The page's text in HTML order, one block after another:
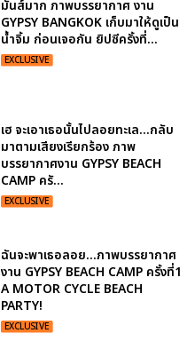
มันส์มาก ภาพบรรยากาศ งาน
GYPSY BANGKOK เก็บมาให้ดูเป็น
น้ำจิ้ม ก่อนเจอกัน ยิปซีครั้งที่...
EXCLUSIVE
เฮ จะเอาเธอนั้นไปลอยทะเล...กลับ
มาตามเสียงเรียกร้อง ภาพ
บรรยากาศงาน GYPSY BEACH
CAMP ครั...
EXCLUSIVE
ฉันจะพาเธอลอย...ภาพบรรยากาศ
งาน GYPSY BEACH CAMP ครั้งที่1
A MOTOR CYCLE BEACH
PARTY!
EXCLUSIVE